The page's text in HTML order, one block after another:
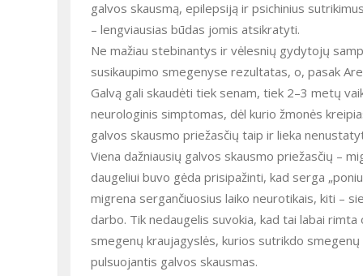
galvos skausmą, epilepsiją ir psichinius
– lengviausias būdas jomis atsikratyti.
Ne mažiau stebinantys ir vėlesnių gydytojų
susikaupimo smegenyse rezultatas, o, pasak
Galvą gali skaudėti tiek senam, tiek 2–3 metų
neurologinis simptomas, dėl kurio žmonės
galvos skausmo priežasčių taip ir lieka
Viena dažniausių galvos skausmo priežasčių –
daugeliui buvo gėda prisipažinti, kad serga
migrena sergančiuosius laiko neurotikais, kiti –
darbo. Tik nedaugelis suvokia, kad tai labai
smegenų kraujagyslės, kurios sutrikdo
pulsuojantis galvos skausmas.